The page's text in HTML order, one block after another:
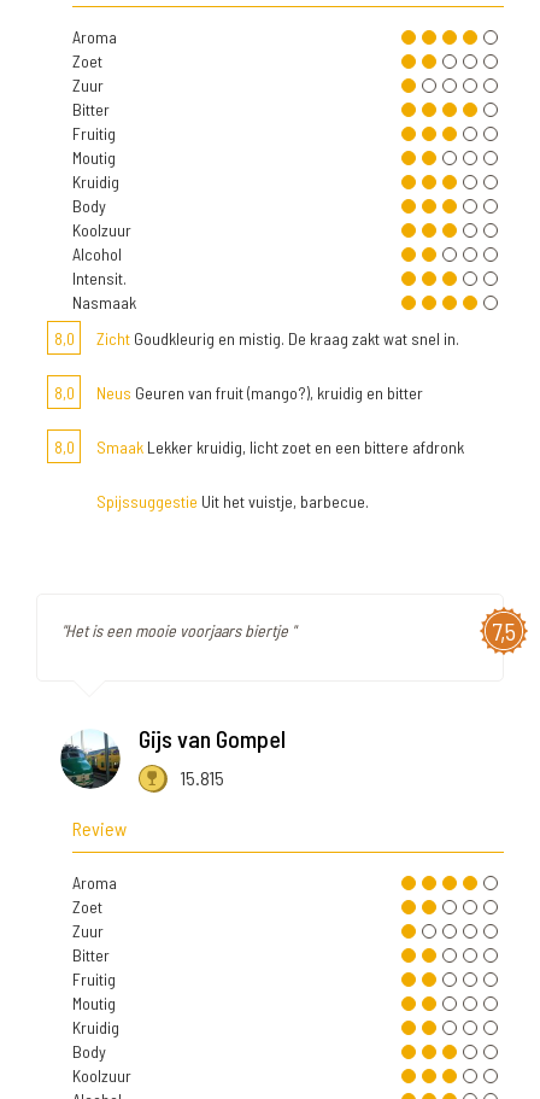
Aroma
Zoet
Zuur
Bitter
Fruitig
Moutig
Kruidig
Body
Koolzuur
Alcohol
Intensit.
Nasmaak
8,0
Zicht Goudkleurig en mistig. De kraag zakt wat snel in.
8,0 Neus Geuren van fruit (mango?), kruidig en bitter
8,0 Smaak Lekker kruidig, licht zoet en een bittere afdronk
Spijssuggestie Uit het vuistje, barbecue.
7,5
"Het is een mooie voorjaars biertje "
Gijs van Gompel
15.815
Review
Aroma
Zoet
Zuur
Bitter
Fruitig
Moutig
Kruidig
Body
Koolzuur